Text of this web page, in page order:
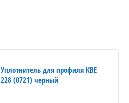
Уплотнитель для профиля КВЕ
228 (0721) черный